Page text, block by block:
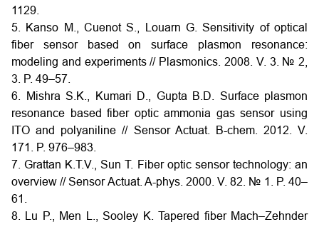
1129.
5. Kanso M., Cuenot S., Louarn G. Sensitivity of optical
fiber sensor based on surface plasmon resonance:
modeling and experiments // Plasmonics. 2008. V. 3. № 2,
3. P. 49–57.
6. Mishra S.K., Kumari D., Gupta B.D. Surface plasmon
resonance based fiber optic ammonia gas sensor using
ITO and polyaniline // Sensor Actuat. B-chem. 2012. V.
171. P. 976–983.
7. Grattan K.T.V., Sun T. Fiber optic sensor technology: an
overview // Sensor Actuat. A-phys. 2000. V. 82. № 1. P. 40–
61.
8. Lu P., Men L., Sooley K. Tapered fiber Mach–Zehnder